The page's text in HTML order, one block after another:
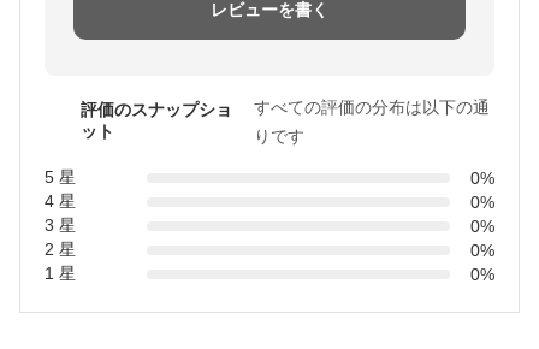
レビューを書く
評価のスナップショ
ット
すべての評価の分布は以下の通
りです
5 星
0%
4 星
0%
3 星
0%
2 星
0%
1 星
0%